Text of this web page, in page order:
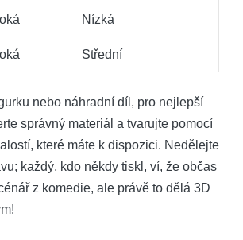
Nízká
Střední
nebo náhradní díl, pro nejlepší
správný materiál a tvarujte pomocí
které máte k dispozici. Nedělejte
každý, kdo někdy tiskl, ví, že občas
z komedie, ale právě to dělá 3D